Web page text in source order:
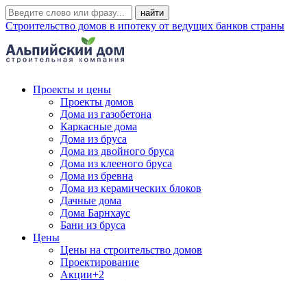
Строительство домов в ипотеку от ведущих банков страны
Проекты и цены
Проекты домов
Дома из газобетона
Каркасные дома
Дома из бруса
Дома из двойного бруса
Дома из клееного бруса
Дома из бревна
Дома из керамических блоков
Дачные дома
Дома Барнхаус
Бани из бруса
Цены
Цены на строительство домов
Проектирование
Акции+2